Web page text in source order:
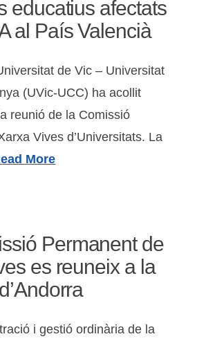
educatius afectats
al País Valencià
de Vic – Universitat
(UVic-UCC) ha acollit
reunió de la Comissió
Vives d’Universitats. La
More
Permanent de
es reuneix a la
i gestió ordinària de la